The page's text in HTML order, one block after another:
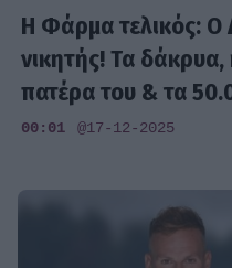
Η Φάρμα τελικός: Ο
νικητής! Τα
πατέρα του & τα
00:01 @17-12-2025